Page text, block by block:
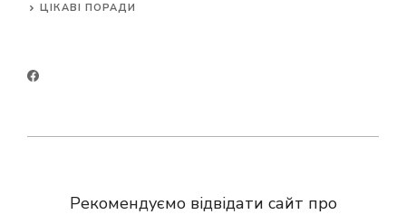
ЦІКАВІ ПОРАДИ
Рекомендуємо відвідати сайт про